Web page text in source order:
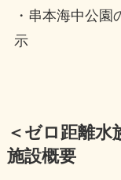
・串本海中公
示
＜ゼロ距離水
施設概要